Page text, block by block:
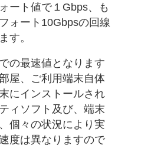
ート値で１Gbps、も
ォート10Gbpsの回線
す。
の最速値となります
屋、ご利用端末自体
にインストールされ
ィソフト及び、端末
個々の状況により実
度は異なりますので